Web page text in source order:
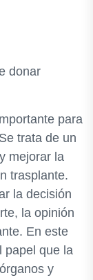
donar
para
trata de un
mejorar la
trasplante.
la decisión
la opinión
En este
papel que la
y